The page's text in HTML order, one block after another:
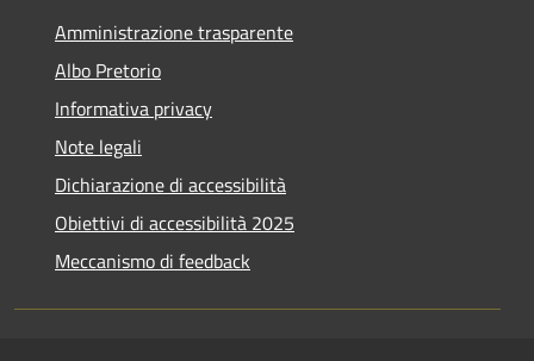
Amministrazione trasparente
Albo Pretorio
Informativa privacy
Note legali
Dichiarazione di accessibilità
Obiettivi di accessibilità 2025
Meccanismo di feedback